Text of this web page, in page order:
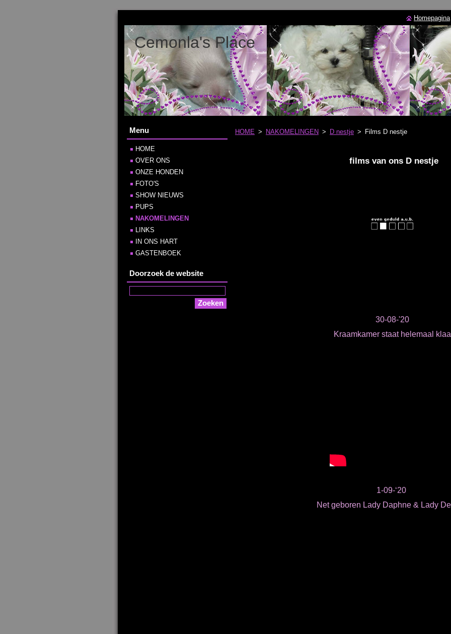
Cemonla's Place
HOME > NAKOMELINGEN > D nestje > Films D nestje
films van ons D nestje
30-08-'20
Kraamkamer staat helemaal
1-09-‘20
Net geboren Lady Daphne & Lady
Menu
HOME
OVER ONS
ONZE HONDEN
FOTO'S
SHOW NIEUWS
PUPS
NAKOMELINGEN
LINKS
IN ONS HART
GASTENBOEK
Doorzoek de website
Homepagina